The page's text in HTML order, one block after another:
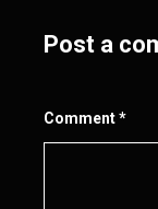
Post a
Comment*